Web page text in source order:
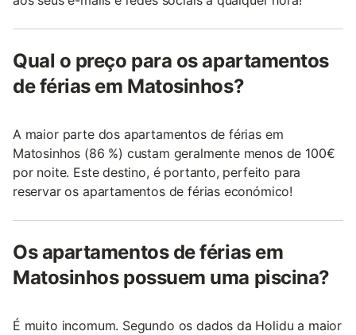
Qual o preço para os apartamentos
de férias em Matosinhos?
A maior parte dos apartamentos de férias em
Matosinhos (86 %) custam geralmente menos de 100€
por noite. Este destino, é portanto, perfeito para
reservar os apartamentos de férias económico!
Os apartamentos de férias em
Matosinhos possuem uma piscina?
É muito incomum. Segundo os dados da Holidu a maior